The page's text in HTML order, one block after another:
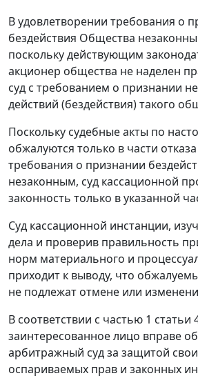
В удовлетворении требования о
бездействия Общества
поскольку действующим
акционер общества не наделен
суд с требованием о признании
действий (бездействия) такого
Поскольку судебные акты по
обжалуются только в части
требования о признании
незаконным, суд кассационной
законность только в указанной
Суд кассационной инстанции,
дела и проверив правильность
норм материального и
приходит к выводу, что
не подлежат отмене или
В соответствии с частью 1
заинтересованное лицо вправе
арбитражный суд за защитой
оспариваемых прав и законных